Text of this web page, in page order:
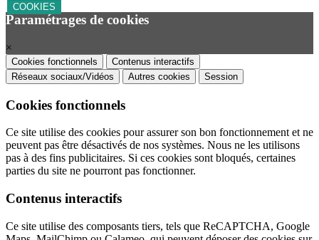
COOKIES
Paramétrages de cookies
×
Cookies fonctionnels
Contenus interactifs
Réseaux sociaux/Vidéos
Autres cookies Session
Cookies fonctionnels
Ce site utilise des cookies pour assurer son bon fonctionnement et ne
peuvent pas être désactivés de nos systèmes. Nous ne les utilisons
pas à des fins publicitaires. Si ces cookies sont bloqués, certaines
parties du site ne pourront pas fonctionner.
Contenus interactifs
Ce site utilise des composants tiers, tels que ReCAPTCHA, Google